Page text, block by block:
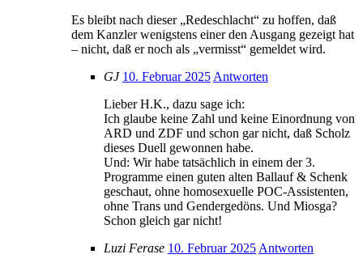
Es bleibt nach dieser „Redeschlacht“ zu hoffen, daß
dem Kanzler wenigstens einer den Ausgang gezeigt hat
– nicht, daß er noch als „vermisst“ gemeldet wird.
GJ 10. Februar 2025 Antworten
Lieber H.K., dazu sage ich:
Ich glaube keine Zahl und keine Einordnung von
ARD und ZDF und schon gar nicht, daß Scholz
dieses Duell gewonnen habe.
Und: Wir habe tatsächlich in einem der 3.
Programme einen guten alten Ballauf & Schenk
geschaut, ohne homosexuelle POC-Assistenten,
ohne Trans und Gendergedöns. Und Miosga?
Schon gleich gar nicht!
Luzi Ferase 10. Februar 2025 Antworten